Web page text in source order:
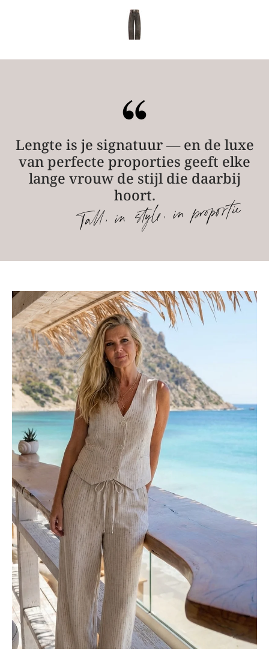
Lengte is je signatuur — en de luxe
van perfecte proporties geeft elke
lange vrouw de stijl die daarbij
hoort.
Tall, in style, in proportie